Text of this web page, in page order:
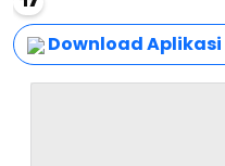
Download Aplikasi